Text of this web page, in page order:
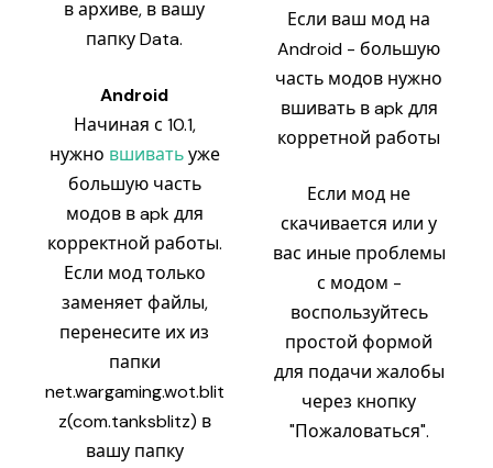
в архиве, в вашу
папку Data.
Android
Начиная с 10.1,
нужно вшиватьуже
большую часть
модов в apk для
корректной работы.
Если мод только
заменяет файлы,
перенесите их из
папки
net.wargaming.wot.blit
z(com.tanksblitz) в
вашу папку
Если ваш мод на
Android - большую
часть модов нужно
вшивать в apk для
корретной работы
Если мод не
скачивается или у
вас иные проблемы
с модом -
воспользуйтесь
простой формой
для подачи жалобы
через кнопку
"Пожаловаться".